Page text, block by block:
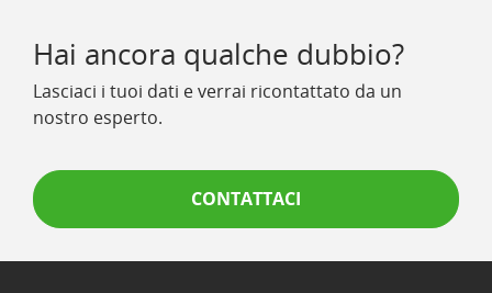
Hai ancora qualche dubbio?
Lasciaci i tuoi dati e verrai ricontattato da un
nostro esperto.
CONTATTACI